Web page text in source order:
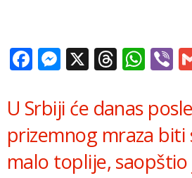
Facebook
Messenger
X
U Srbiji će danas
prizemnog mraza biti
malo toplije, saopštio